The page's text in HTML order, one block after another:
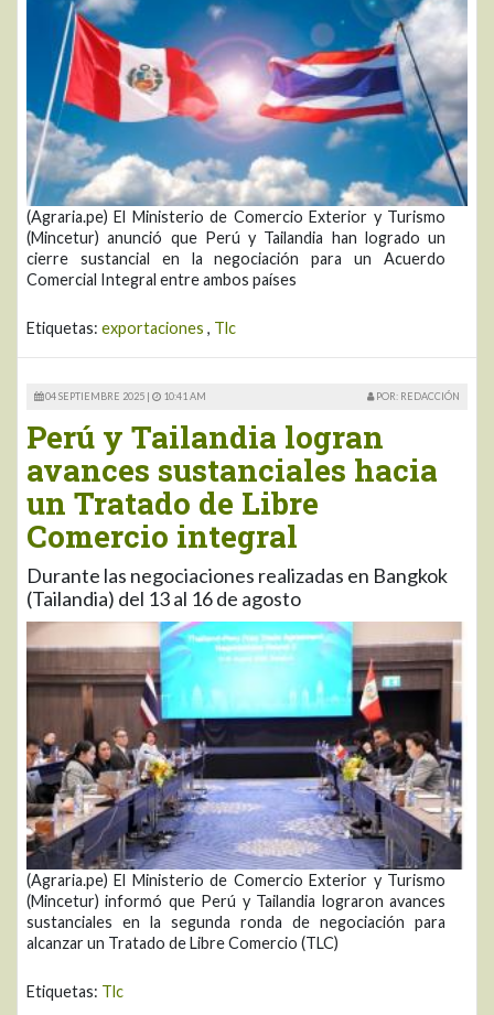
(Agraria.pe) El Ministerio de Comercio Exterior y Turismo
(Mincetur) anunció que Perú y Tailandia han logrado un
cierre sustancial en la negociación para un Acuerdo
Comercial Integral entre ambos países
Etiquetas: exportaciones , Tlc
04 SEPTIEMBRE 2025 | 10:41 AM POR: REDACCIÓN
Perú y Tailandia logran
avances sustanciales hacia
un Tratado de Libre
Comercio integral
Durante las negociaciones realizadas en Bangkok
(Tailandia) del 13 al 16 de agosto
(Agraria.pe) El Ministerio de Comercio Exterior y Turismo
(Mincetur) informó que Perú y Tailandia lograron avances
sustanciales en la segunda ronda de negociación para
alcanzar un Tratado de Libre Comercio (TLC)
Etiquetas: Tlc